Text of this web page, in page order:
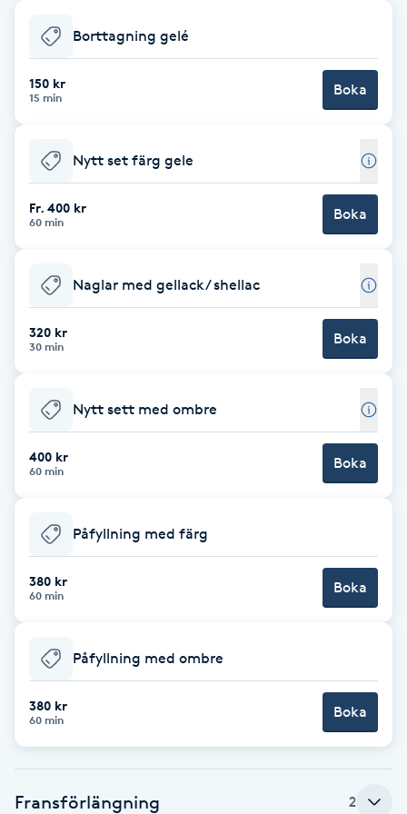
Babylights
Balayage
Barber
BIAB
Blowout
Brynfärgning
Brynplockning
Bröllopsuppsättning
C
Celluliter
Coachning
Color correction
Borttagning gelé
150 kr
15 min Boka
Nytt set färg gele
Fr. 400 kr
60 min Boka
Naglar med gellack/ shellac
320 kr
30 min Boka
Nytt sett med ombre
400 kr
60 min Boka
Påfyllning med färg
380 kr
60 min Boka
Påfyllning med ombre
380 kr
60 min Boka
Fransförlängning 2